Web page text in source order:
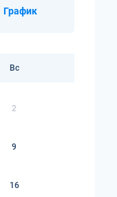
График
Вс
2
9
16